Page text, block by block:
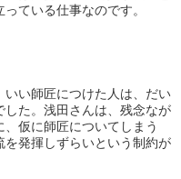
ている仕事なのです。
い師匠につけた人は、だい
た。浅田さんは、残念なが
仮に師匠についてしまう
発揮しずらいという制約が